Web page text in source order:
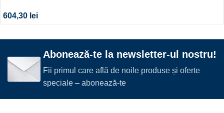
604,30 lei
Abonează-te la newsletter-ul nostru!
Fii primul care află de noile produse și oferte
speciale – abonează-te